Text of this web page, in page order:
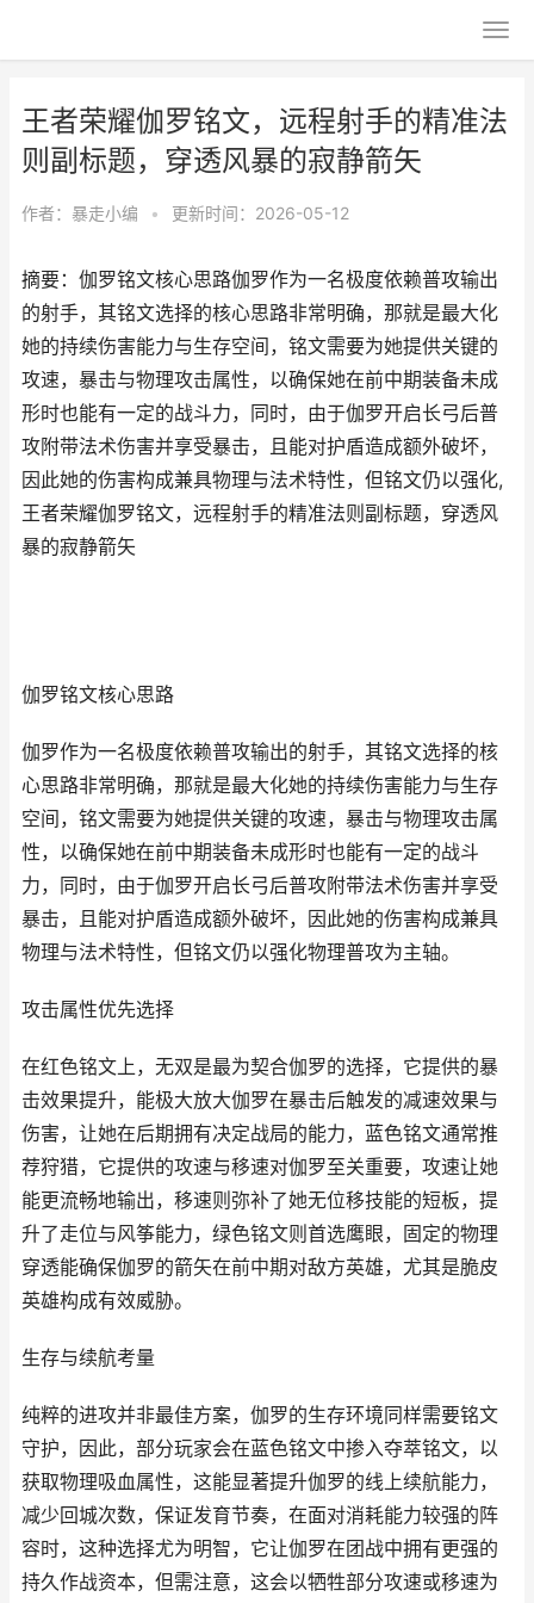
王者荣耀伽罗铭文，远程射手的精准法
则副标题，穿透风暴的寂静箭矢
作者： 暴走小编 • 更新时间：2026-05-12
摘要：伽罗铭文核心思路伽罗作为一名极度依赖普攻输出
的射手，其铭文选择的核心思路非常明确，那就是最大化
她的持续伤害能力与生存空间，铭文需要为她提供关键的
攻速，暴击与物理攻击属性，以确保她在前中期装备未成
形时也能有一定的战斗力，同时，由于伽罗开启长弓后普
攻附带法术伤害并享受暴击，且能对护盾造成额外破坏，
因此她的伤害构成兼具物理与法术特性，但铭文仍以强化,
王者荣耀伽罗铭文，远程射手的精准法则副标题，穿透风
暴的寂静箭矢
伽罗铭文核心思路
伽罗作为一名极度依赖普攻输出的射手，其铭文选择的核
心思路非常明确，那就是最大化她的持续伤害能力与生存
空间，铭文需要为她提供关键的攻速，暴击与物理攻击属
性，以确保她在前中期装备未成形时也能有一定的战斗
力，同时，由于伽罗开启长弓后普攻附带法术伤害并享受
暴击，且能对护盾造成额外破坏，因此她的伤害构成兼具
物理与法术特性，但铭文仍以强化物理普攻为主轴。
攻击属性优先选择
在红色铭文上，无双是最为契合伽罗的选择，它提供的暴
击效果提升，能极大放大伽罗在暴击后触发的减速效果与
伤害，让她在后期拥有决定战局的能力，蓝色铭文通常推
荐狩猎，它提供的攻速与移速对伽罗至关重要，攻速让她
能更流畅地输出，移速则弥补了她无位移技能的短板，提
升了走位与风筝能力，绿色铭文则首选鹰眼，固定的物理
穿透能确保伽罗的箭矢在前中期对敌方英雄，尤其是脆皮
英雄构成有效威胁。
生存与续航考量
纯粹的进攻并非最佳方案，伽罗的生存环境同样需要铭文
守护，因此，部分玩家会在蓝色铭文中掺入夺萃铭文，以
获取物理吸血属性，这能显著提升伽罗的线上续航能力，
减少回城次数，保证发育节奏，在面对消耗能力较强的阵
容时，这种选择尤为明智，它让伽罗在团战中拥有更强的
持久作战资本，但需注意，这会以牺牲部分攻速或移速为